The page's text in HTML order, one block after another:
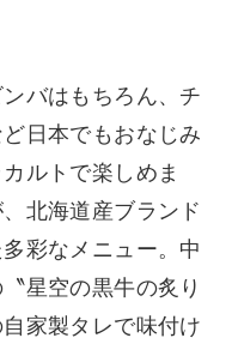
バはもちろん、チ
日本でもおなじみ
ルトで楽しめま
北海道産ブランド
彩なメニュー。中
星空の黒牛の炙り
家製タレで味付け